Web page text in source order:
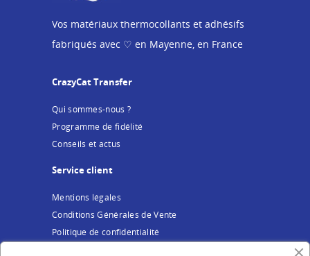
Vos matériaux thermocollants et adhésifs
fabriqués avec ♡ en Mayenne, en France
CrazyCat Transfer
Qui sommes-nous ?
Programme de fidélité
Conseils et actus
Service client
Mentions légales
Conditions Générales de Vente
Politique de confidentialité